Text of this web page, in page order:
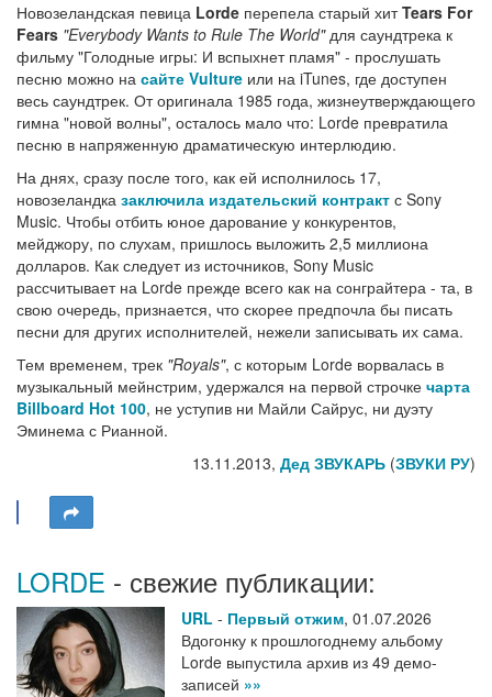
Новозеландская певица Lorde перепела старый хитTears For
Fears "Everybody Wants to Rule The World"для саундтрека к
фильму "Голодные игры: И вспыхнет пламя" - прослушать
песню можно на сайте Vulture или на iTunes, где доступен
весь саундтрек. От оригинала 1985 года, жизнеутверждающего
гимна "новой волны", осталось мало что: Lorde превратила
песню в напряженную драматическую интерлюдию.
На днях, сразу после того, как ей исполнилось 17,
новозеландка заключила издательский контракт с Sony
Music. Чтобы отбить юное дарование у конкурентов,
мейджору, по слухам, пришлось выложить 2,5 миллиона
долларов. Как следует из источников, Sony Music
рассчитывает на Lorde прежде всего как на сонграйтера - та, в
свою очередь, признается, что скорее предпочла бы писать
песни для других исполнителей, нежели записывать их сама.
Тем временем, трек "Royals", с которым Lorde ворвалась в
музыкальный мейнстрим, удержался на первой строчке чарта
Billboard Hot 100, не уступив ни Майли Сайрус, ни дуэту
Эминема с Рианной.
13.11.2013, Дед ЗВУКАРЬ (ЗВУКИ РУ)
LORDE - свежие публикации:
URL - Первый отжим, 01.07.2026
Вдогонку к прошлогоднему альбому
Lorde выпустила архив из 49 демо-
записей »»